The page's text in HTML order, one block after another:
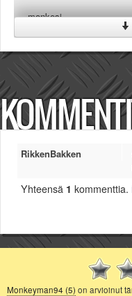
monkesi
RikkenBakken
Yhteensä 1 kommenttia.
Monkeyman94 (5) on arvioinut